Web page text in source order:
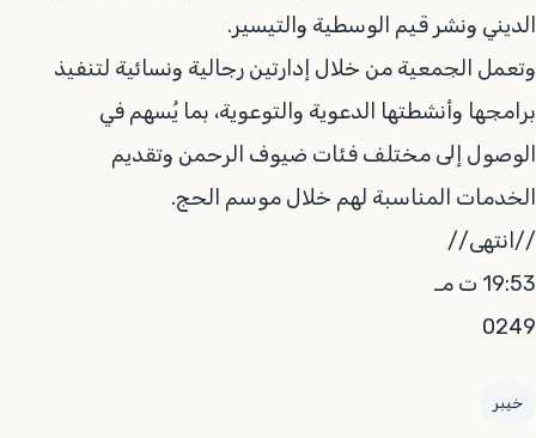
الديني ونشر قيم الوسطية والتيسير.
وتعمل الجمعية من خلال إدارتين رجالية ونسائية لتنفيذ
برامجها وأنشطتها الدعوية والتوعوية، بما يُسهم في
الوصول إلى مختلف فئات ضيوف الرحمن وتقديم
الخدمات المناسبة لهم خلال موسم الحج.
//انتهى//
19:53 ت مـ
0249
خيبر